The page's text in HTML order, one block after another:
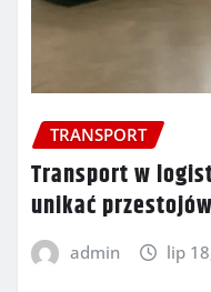
TRANSPORT
Transport w
unikać przestojów
admin lip